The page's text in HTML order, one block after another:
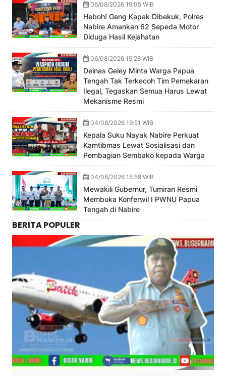
06/08/2026 19:05 WIB
Heboh! Geng Kapak Dibekuk, Polres
Nabire Amankan 62 Sepeda Motor
Diduga Hasil Kejahatan
06/08/2026 15:28 WIB
Deinas Geley Minta Warga Papua
Tengah Tak Terkecoh Tim Pemekaran
Ilegal, Tegaskan Semua Harus Lewat
Mekanisme Resmi
04/08/2026 19:51 WIB
Kepala Suku Nayak Nabire Perkuat
Kamtibmas Lewat Sosialisasi dan
Pembagian Sembako kepada Warga
04/08/2026 15:59 WIB
Mewakili Gubernur, Tumiran Resmi
Membuka Konferwil I PWNU Papua
Tengah di Nabire
BERITA POPULER